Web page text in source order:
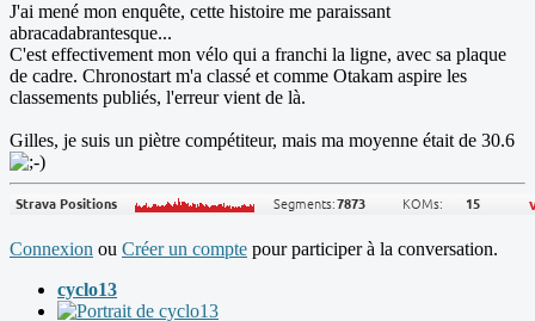
J'ai mené mon enquête, cette histoire me paraissant
abracadabrantesque...
C'est effectivement mon vélo qui a franchi la ligne, avec sa plaque
de cadre. Chronostart m'a classé et comme Otakam aspire les
classements publiés, l'erreur vient de là.
Gilles, je suis un piètre compétiteur, mais ma moyenne était de 30.6
Connexion ou Créer un compte pour participer à la conversation.
cyclo13